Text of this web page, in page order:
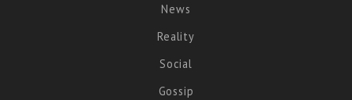
News
Reality
Social
Gossip